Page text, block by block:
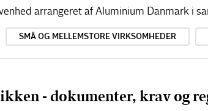
arrangeret af Aluminium Danmark i
SMÅ OG MELLEMSTORE VIRKSOMHEDER
- dokumenter, krav og